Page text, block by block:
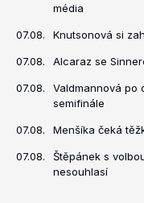
média
07.08. Knutsonová si
07.08. Alcaraz se
07.08.
Valdmannová po
semifinále
07.08. Menšíka čeká
07.08.
Štěpánek s
nesouhlasí